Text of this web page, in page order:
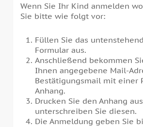
Wenn Sie Ihr Kind anmelden
Sie bitte wie folgt vor:
Füllen Sie das
Formular aus.
Anschließend bekommen
Ihnen angegebene Mail-
Bestätigungsmail mit einer
Anhang.
Drucken Sie den Anhang
unterschreiben Sie diesen.
Die Anmeldung geben Sie